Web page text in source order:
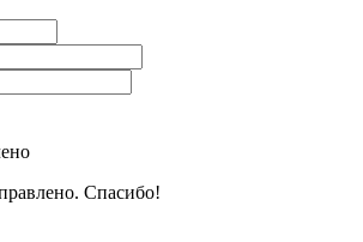
Спасибо!